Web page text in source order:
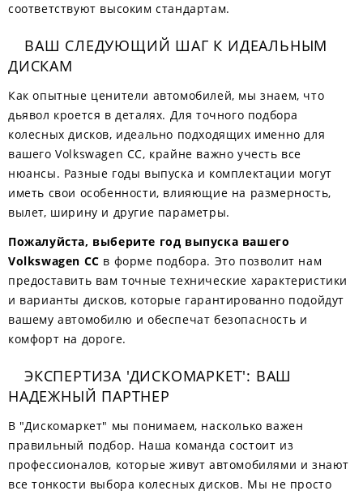
соответствуют высоким стандартам.
ВАШ СЛЕДУЮЩИЙ ШАГ К ИДЕАЛЬНЫМ
ДИСКАМ
Как опытные ценители автомобилей, мы знаем, что
дьявол кроется в деталях. Для точного подбора
колесных дисков, идеально подходящих именно для
вашего Volkswagen CC, крайне важно учесть все
нюансы. Разные годы выпуска и комплектации могут
иметь свои особенности, влияющие на размерность,
вылет, ширину и другие параметры.
Пожалуйста, выберите год выпуска вашего
Volkswagen CC в форме подбора. Это позволит нам
предоставить вам точные технические характеристики
и варианты дисков, которые гарантированно подойдут
вашему автомобилю и обеспечат безопасность и
комфорт на дороге.
ЭКСПЕРТИЗА 'ДИСКОМАРКЕТ': ВАШ
НАДЕЖНЫЙ ПАРТНЕР
В "Дискомаркет" мы понимаем, насколько важен
правильный подбор. Наша команда состоит из
профессионалов, которые живут автомобилями и знают
все тонкости выбора колесных дисков. Мы не просто